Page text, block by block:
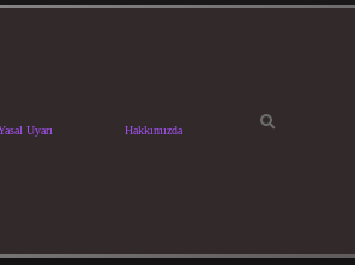
Uyarı Hakkımızda